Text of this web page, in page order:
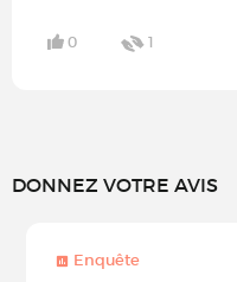
0 1
DONNEZ VOTRE AVIS
Enquête